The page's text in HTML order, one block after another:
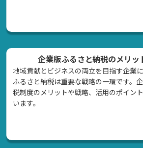
企業版ふるさと納税のメリッ
地域貢献とビジネスの両立を目指す企業
ふるさと納税は重要な戦略の一環です。
税制度のメリットや戦略、活用のポイン
います。